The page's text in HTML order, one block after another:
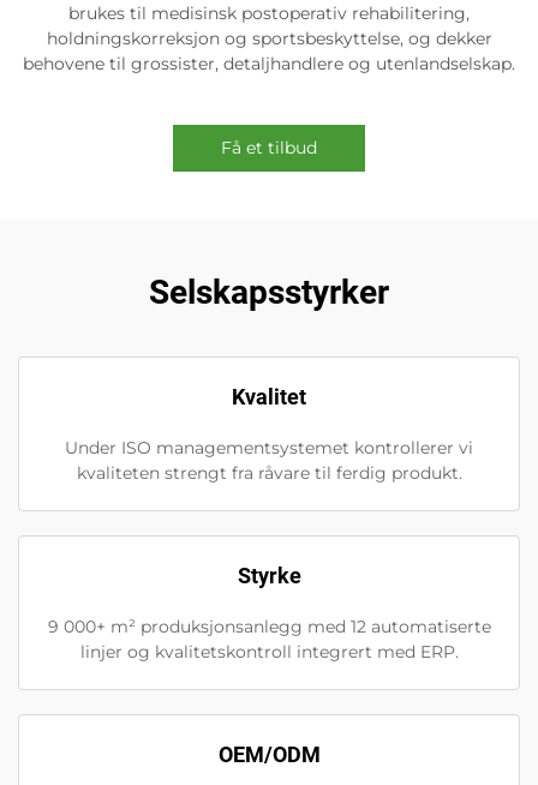
brukes til medisinsk postoperativ rehabilitering,
holdningskorreksjon og sportsbeskyttelse, og dekker
behovene til grossister, detaljhandlere og utenlandselskap.
Få et tilbud
Selskapsstyrker
Kvalitet
Under ISO managementsystemet kontrollerer vi
kvaliteten strengt fra råvare til ferdig produkt.
Styrke
9 000+ m² produksjonsanlegg med 12 automatiserte
linjer og kvalitetskontroll integrert med ERP.
OEM/ODM